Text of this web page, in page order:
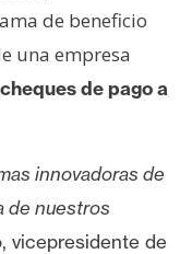
de beneficio
una empresa
de pago a
innovadoras de
de nuestros
, vicepresidente de